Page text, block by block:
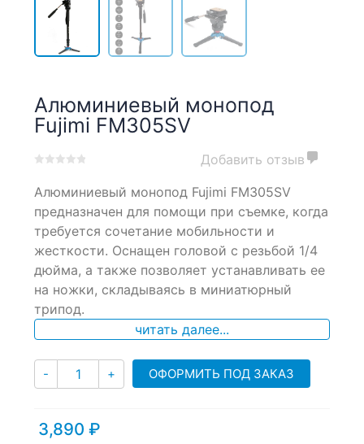
Алюминиевый монопод
Fujimi FM305SV
out
based
on
customer
ratings
Добавить отзыв
Алюминиевый монопод Fujimi FM305SV
предназначен для помощи при съемке, когда
требуется сочетание мобильности и
жесткости. Оснащен головой с резьбой 1/4
дюйма, а также позволяет устанавливать ее
на ножки, складываясь в миниатюрный
трипод.
читать далее...
- Количество
+ ОФОРМИТЬ ПОД ЗАКАЗ
3,890 ₽